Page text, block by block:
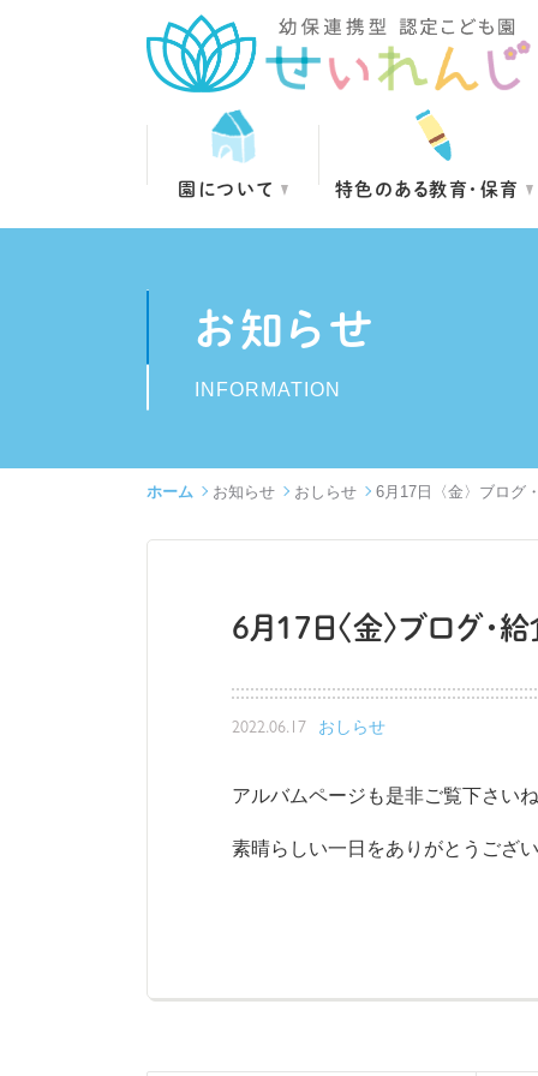
園について 特色のある教育・保育
お知らせ
INFORMATION
ホーム お知らせ おしらせ 6月17日〈金〉ブログ
6月17日〈金〉ブログ・
2022.06.17 おしらせ
アルバムページも是非ご覧下さい
素晴らしい一日をありがとうござ